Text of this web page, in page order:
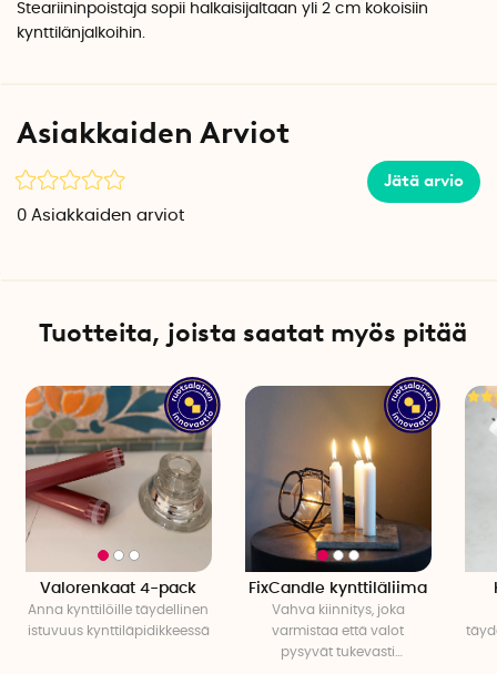
Steariininpoistaja sopii halkaisijaltaan yli 2 cm kokoisiin
kynttilänjalkoihin.
Asiakkaiden Arviot
Jätä arvio
0 Asiakkaiden arviot
Tuotteita, joista saatat myös pitää
Valorenkaat 4-pack
Anna kynttilöille täydellinen
istuvuus kynttiläpidikkeessä
FixCandle kynttiläliima
Vahva kiinnitys, joka
varmistaa että valot
pysyvät tukevasti